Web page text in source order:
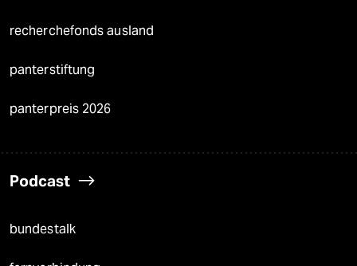
recherchefonds ausland
panterstiftung
panterpreis 2026
Podcast
bundestalk